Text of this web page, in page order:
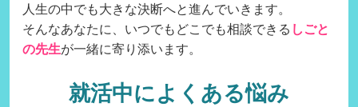
人生の中でも大きな決断へと進んでいきます。
そんなあなたに、いつでもどこでも相談できる しごと
の先生が一緒に寄り添います。
就活中によくある悩み